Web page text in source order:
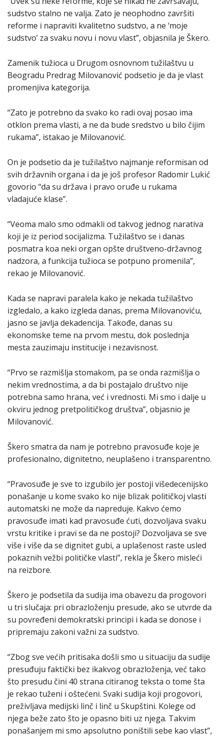
sudstvo stalno ne valja. Zato je neophodno završiti
reforme i napraviti kvalitetno sudstvo, a ne ‘moje
sudstvo’ za svaku novu i novu vlast”, objasnila je Škero.
Zamenik tužioca u Drugom osnovnom tužilaštvu u
Beogradu Predrag Milovanović podsetio je da je vlast
promenjiva kategorija.
“Zato je potrebno da svako ko radi ovaj posao ima
otklon prema vlasti, a ne da bude sredstvo u bilo čijim
rukama”, istakao je Milovanović.
On je podsetio da je tužilaštvo najmanje reformisan od
svih državnih organa i da je još profesor Radomir Lukić
govorio “da su država i pravo oruđe u rukama
vladajuće klase”.
“Veoma malo smo odmakli od takvog jednog narativa
koji je iz period socijalizma. Tužilaštvo se i danas
posmatra koa neki organ opšte društveno-državnog
nadzora, a funkcija tužioca se potpuno promenila”,
rekao je Milovanović.
Kada se napravi paralela kako je nekada tužilaštvo
izgledalo, a kako izgleda danas, prema Milovanoviću,
jasno se javlja dekadencija. Takođe, danas su
ekonomske teme na prvom mestu, dok poslednja
mesta zauzimaju institucije i nezavisnost.
“Prvo se razmišlja stomakom, pa se onda razmišlja o
nekim vrednostima, a da bi postajalo društvo nije
potrebna samo hrana, već i vrednosti. Mi smo i dalje u
okviru jednog pretpolitičkog društva”, objasnio je
Milovanović.
Škero smatra da nam je potrebno pravosuđe koje je
profesionalno, dignitetno, neuplašeno i transparentno.
“Pravosuđe je sve to izgubilo jer postoji višedecenijsko
ponašanje u kome svako ko nije blizak političkoj vlasti
automatski ne može da napreduje. Kakvo ćemo
pravosuđe imati kad pravosuđe ćuti, dozvoljava svaku
vrstu kritike i pravi se da ne postoji? Dozvoljava se sve
više i više da se dignitet gubi, a uplašenost raste usled
pokaznih vežbi političke vlasti”, rekla je Škero misleći
na reizbore.
Škero je podsetila da sudija ima obavezu da progovori
u tri slučaja: pri obrazloženju presude, ako se utvrde da
su povređeni demokratski principi i kada se donose i
pripremaju zakoni važni za sudstvo.
“Zbog sve većih pritisaka došli smo u situaciju da sudije
presuđuju faktički bez ikakvog obrazloženja, već tako
što presudu čini 40 strana citiranog teksta o tome šta
je rekao tuženi i oštećeni. Svaki sudija koji progovori,
preživljava medijski linč i linč u Skupštini. Kolege od
njega beže zato što je opasno biti uz njega. Takvim
ponašanjem mi smo apsolutno poništili sebe kao vlast”,